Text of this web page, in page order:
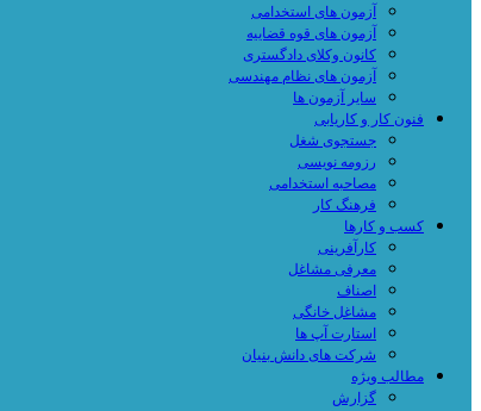
آزمون های استخدامی
آزمون های قوه قضاییه
کانون وکلای دادگستری
آزمون های نظام مهندسی
سایر آزمون ها
فنون کار و کاریابی
جستجوی شغل
رزومه نویسی
مصاحبه استخدامی
فرهنگ کار
کسب و کارها
کارآفرینی
معرفی مشاغل
اصناف
مشاغل خانگی
استارت آپ ها
شرکت های دانش بنیان
مطالب ویژه
گزارش